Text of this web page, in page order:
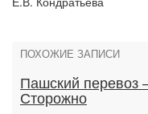
ПОХОЖИЕ ЗАПИСИ
Пашский
Сторожно